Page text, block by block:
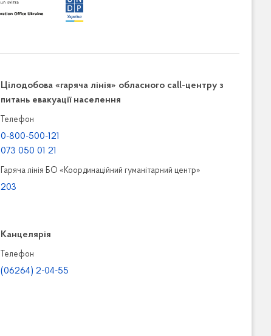
Цілодобова «гаряча лінія» обласного call-центру з
питань евакуації населення
Телефон
0-800-500-121
073 050 01 21
Гаряча лінія БО «Координаційний гуманітарний центр»
203
Канцелярiя
Телефон
(06264) 2-04-55